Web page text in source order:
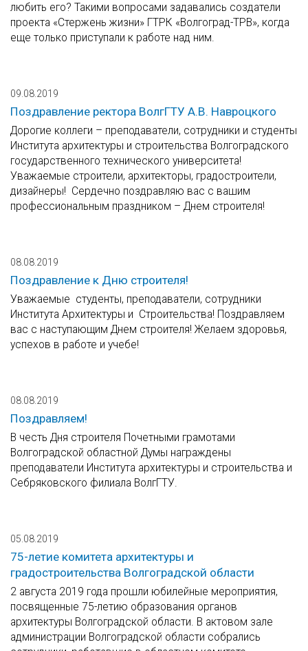
любить его? Такими вопросами задавались создатели
проекта «Стержень жизни» ГТРК «Волгоград-ТРВ», когда
еще только приступали к работе над ним.
09.08.2019
Поздравление ректора ВолгГТУ А.В. Навроцкого
Дорогие коллеги – преподаватели, сотрудники и студенты
Института архитектуры и строительства Волгоградского
государственного технического университета!
Уважаемые строители, архитекторы, градостроители,
дизайнеры! Сердечно поздравляю вас с вашим
профессиональным праздником – Днем строителя!
08.08.2019
Поздравление к Дню строителя!
Уважаемые студенты, преподаватели, сотрудники
Института Архитектуры и Строительства! Поздравляем
вас с наступающим Днем строителя! Желаем здоровья,
успехов в работе и учебе!
08.08.2019
Поздравляем!
В честь Дня строителя Почетными грамотами
Волгоградской областной Думы награждены
преподаватели Института архитектуры и строительства и
Себряковского филиала ВолгГТУ.
05.08.2019
75-летие комитета архитектуры и
градостроительства Волгоградской области
2 августа 2019 года прошли юбилейные мероприятия,
посвященные 75-летию образования органов
архитектуры Волгоградской области. В актовом зале
администрации Волгоградской области собрались